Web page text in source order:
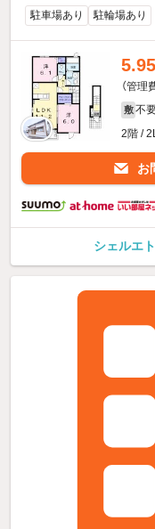
駐車場あり 駐輪場あり
5.95
（管理
敷 不
2階 /
お
シェルエ